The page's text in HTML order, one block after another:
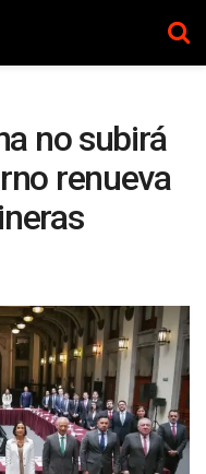
no subirá
renueva